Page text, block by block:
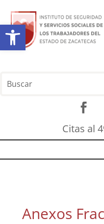
Abrir barra de herramientas
Citas al
Anexos